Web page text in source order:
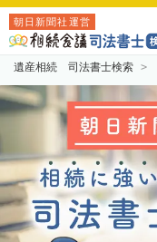
朝日新聞社運営
遺産相続 司法書士検索